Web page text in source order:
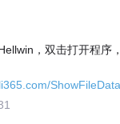
，双击打开程序